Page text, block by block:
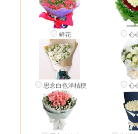
鲜花 心
思念白色洋桔梗 心